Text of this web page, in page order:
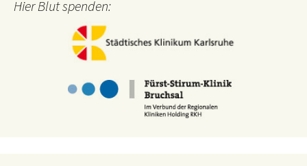
Hier Blut spenden: